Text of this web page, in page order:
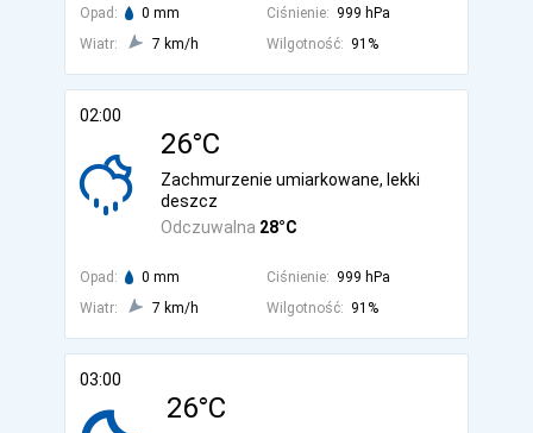
Opad: 0 mm Ciśnienie: 999 hPa
Wiatr:
7 km/h Wilgotność: 91%
02:00
26°C
Odczuwalna 28°C
Zachmurzenie umiarkowane, lekki
deszcz
Opad: 0 mm Ciśnienie: 999 hPa
Wiatr:
7 km/h Wilgotność: 91%
03:00
26°C